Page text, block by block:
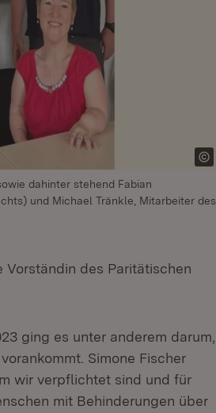
dahinter stehend Fabian
und Michael Tränkle, Mitarbeiter des
des Paritätischen
ging es unter anderem darum,
Simone Fischer
wir verpflichtet sind und für
mit Behinderungen über